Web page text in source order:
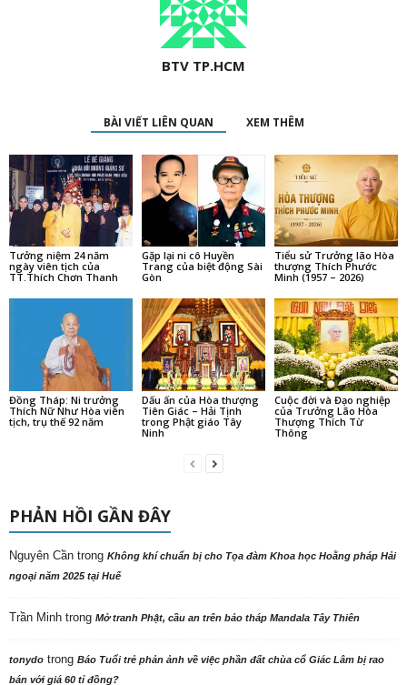
BTV TP.HCM
BÀI VIẾT LIÊN QUAN XEM THÊM
Tưởng niệm 24 năm
ngày viên tịch của
TT.Thích Chơn Thanh
Gặp lại ni cô Huyền
Trang của biệt động Sài
Gòn
Tiểu sử Trưởng lão Hòa
thượng Thích Phước
Minh (1957 – 2026)
Đồng Tháp: Ni trưởng
Thích Nữ Như Hòa viên
tịch, trụ thế 92 năm
Dấu ấn của Hòa thượng
Tiên Giác – Hải Tịnh
trong Phật giáo Tây
Ninh
Cuộc đời và Đạo nghiệp
của Trưởng Lão Hòa
Thượng Thích Từ
Thông
PHẢN HỒI GẦN ĐÂY
Nguyên Cần trong Không khí chuẩn bị cho Tọa đàm Khoa học Hoằng pháp Hải
ngoại năm 2025 tại Huế
Trần Minh trong Mở tranh Phật, cầu an trên bảo tháp Mandala Tây Thiên
tonydo trong Báo Tuổi trẻ phản ảnh về việc phần đất chùa cổ Giác Lâm bị rao
bán với giá 60 tỉ đồng?